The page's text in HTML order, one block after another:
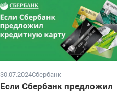
30.07.2024Сбербанк
Если Сбербанк предложил